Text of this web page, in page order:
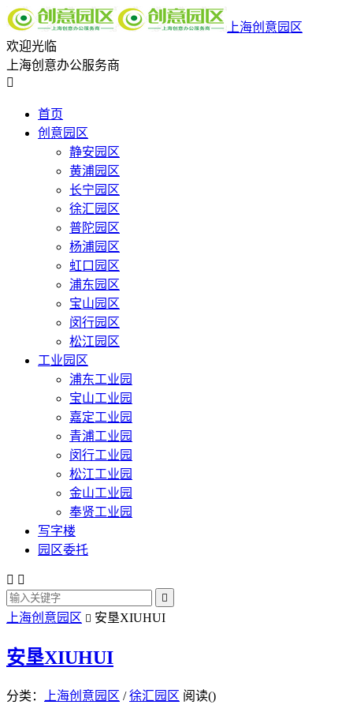
上海创意园区
欢迎光临
上海创意办公服务商

首页
创意园区
静安园区
黄浦园区
长宁园区
徐汇园区
普陀园区
杨浦园区
虹口园区
浦东园区
宝山园区
闵行园区
松江园区
工业园区
浦东工业园
宝山工业园
嘉定工业园
青浦工业园
闵行工业园
松江工业园
金山工业园
奉贤工业园
写字楼
园区委托
 

上海创意园区  安垦XIUHUI
安垦XIUHUI
分类： 上海创意园区 /徐汇园区 阅读()